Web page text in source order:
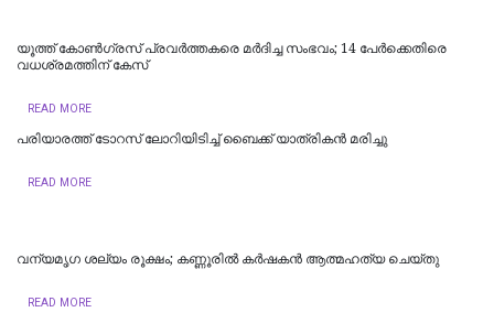
യൂത്ത് കോണ്‍ഗ്രസ് പ്രവര്‍ത്തകരെ മര്‍ദിച്ച സംഭവം; 14 പേര്‍ക്കെതിരെ
വധശ്രമത്തിന് കേസ്
READ MORE
പരിയാരത്ത് ടോറസ് ലോറിയിടിച്ച് ബൈക്ക് യാത്രികൻ മരിച്ചു
READ MORE
വന്യമൃഗ ശല്യം രൂക്ഷം; കണ്ണൂരിൽ കർഷകൻ ആത്മഹത്യ ചെയ്‌തു
READ MORE